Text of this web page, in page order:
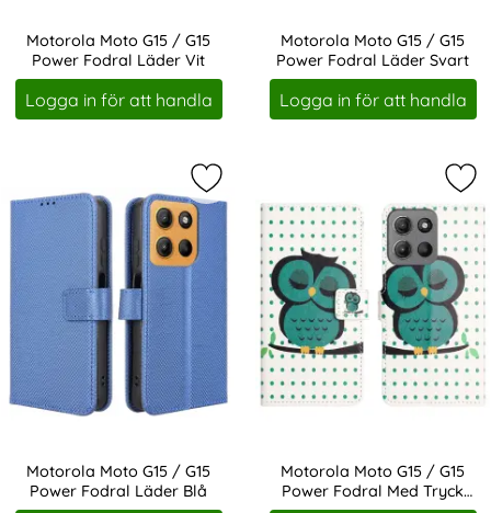
Motorola Moto G15 / G15
Power Fodral Läder Vit
Art. nr 245082
Logga in för att handla
Motorola Moto G15 / G15
Power Fodral Läder Svart
Art. nr 245083
Logga in för att handla
Motorola Moto G15 / G15
Power Fodral Läder Blå
Markera motorola Moto G15 /
Motorola Moto G15 / G15
Power Fodral Med Tryck